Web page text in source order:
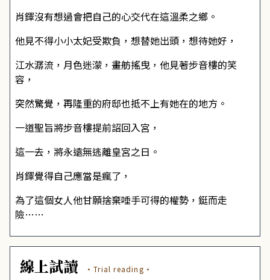
肖鐸沒有想過會把自己的心交代在這溫柔之鄉。
他見不得小小太妃受欺負，想替她出頭，想待她好，
江水潺流，月色迷濛，畫舫搖曳，他見著步音樓的笑
容，
突然驚覺，再隆重的府邸也抵不上有她在的地方。
一道聖旨將步音樓提前詔回入宮，
這一去，將永遠無逃離皇宮之日。
肖鐸覺得自己應當是瘋了，
為了這個女人他甘願捨棄唾手可得的權勢，鋌而走
險……
線上試讀 ·Trial reading·